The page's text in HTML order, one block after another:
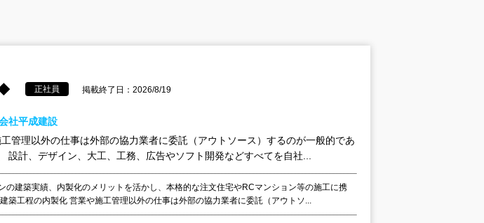
正社員 掲載終了日：2026/8/19
社平成建設
管理以外の仕事は外部の協力業者に委託（アウトソース）するのが一般的であ
設計、デザイン、大工、工務、広告やソフト開発などすべてを自社...
の建築実績、内製化のメリットを活かし、本格的な注文住宅やRCマンション等の施工に携
築工程の内製化 営業や施工管理以外の仕事は外部の協力業者に委託（アウトソ...